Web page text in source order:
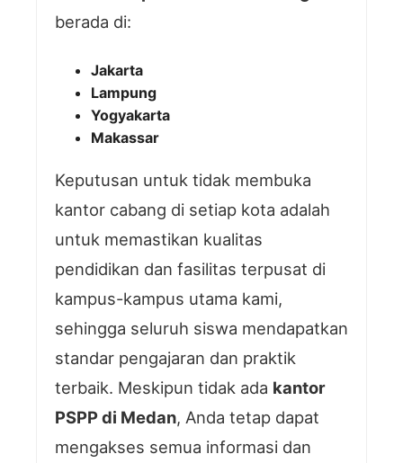
berada di:
Jakarta
Lampung
Yogyakarta
Makassar
Keputusan untuk tidak membuka
kantor cabang di setiap kota adalah
untuk memastikan kualitas
pendidikan dan fasilitas terpusat di
kampus-kampus utama kami,
sehingga seluruh siswa mendapatkan
standar pengajaran dan praktik
terbaik. Meskipun tidak ada kantor
PSPP di Medan, Anda tetap dapat
mengakses semua informasi dan